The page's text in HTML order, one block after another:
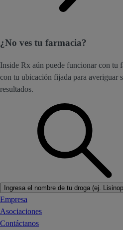
¿No ves tu farmacia?
Inside Rx aún puede funcionar con tu
con tu ubicación fijada para averiguar
resultados.
Ingresa el nombre de tu droga (ej.
Empresa
Asociaciones
Contáctanos